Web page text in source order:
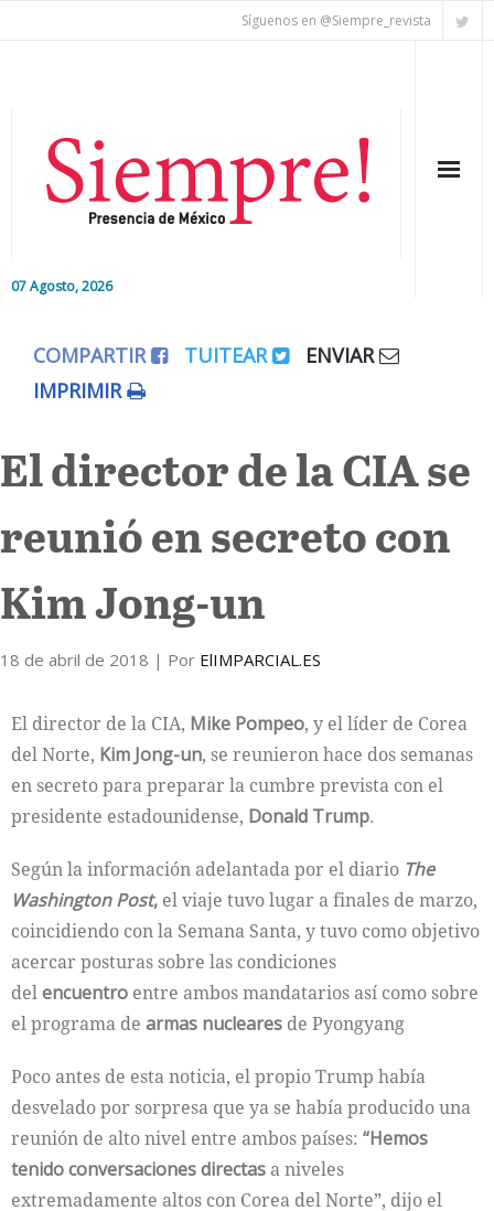
Síguenos en @Siempre_revista
07 Agosto, 2026
Editorial
Colaboradores
Internacional
Cultura
COMPARTIR TUITEAR
ENVIAR
IMPRIMIR
El director de la CIA se
reunió en secreto con
Kim Jong-un
18 de abril de 2018 | Por ElIMPARCIAL.ES
El director de la CIA, Mike Pompeo, y el líder de Corea
del Norte, Kim Jong-un, se reunieron hace dos semanas
en secreto para preparar la cumbre prevista con el
presidente estadounidense, Donald Trump.
Según la información adelantada por el diario The
Washington Post, el viaje tuvo lugar a finales de marzo,
coincidiendo con la Semana Santa, y tuvo como objetivo
acercar posturas sobre las condiciones
delencuentro entre ambos mandatarios así como sobre
el programa de armas nucleares de Pyongyang
Poco antes de esta noticia, el propio Trump había
desvelado por sorpresa que ya se había producido una
reunión de alto nivel entre ambos países: “Hemos
tenido conversaciones directas a niveles
extremadamente altos con Corea del Norte”, dijo el